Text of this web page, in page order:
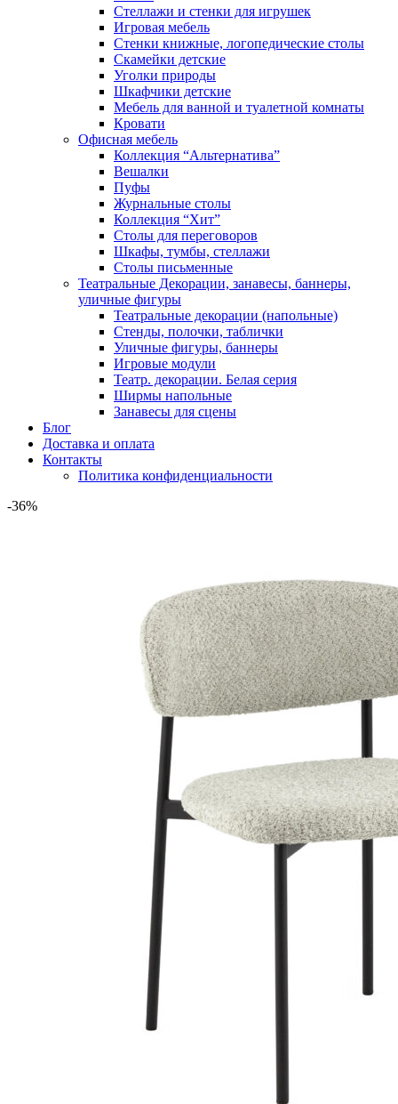
Стеллажи и стенки для игрушек
Игровая мебель
Стенки книжные, логопедические столы
Скамейки детские
Уголки природы
Шкафчики детские
Мебель для ванной и туалетной комнаты
Кровати
Офисная мебель
Коллекция “Альтернатива”
Вешалки
Пуфы
Журнальные столы
Коллекция “Хит”
Столы для переговоров
Шкафы, тумбы, стеллажи
Столы письменные
Театральные Декорации, занавесы, баннеры,
уличные фигуры
Театральные декорации (напольные)
Стенды, полочки, таблички
Уличные фигуры, баннеры
Игровые модули
Театр. декорации. Белая серия
Ширмы напольные
Занавесы для сцены
Блог
Доставка и оплата
Контакты
Политика конфиденциальности
-36%